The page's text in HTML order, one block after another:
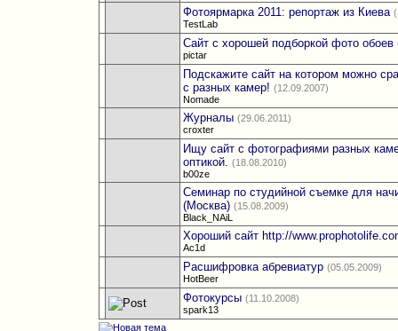
Фотоярмарка 2011: репортаж из Киева
TestLab
Сайт с хорошей подборкой фото обоев
pictar
Подскажите сайт на котором можно
с разных камер! (12.09.2007)
Nomade
Журналы (29.06.2011)
croxter
Ищу сайт с фотографиями разных
оптикой. (18.08.2010)
b00ze
Семинар по студийной съемке для
(Москва) (15.08.2009)
Black_NAiL
Хороший сайт http://
Ac1d
Расшифровка абревиатур (05.05.2009)
HotBeer
Фотокурсы (11.10.2008)
spark13